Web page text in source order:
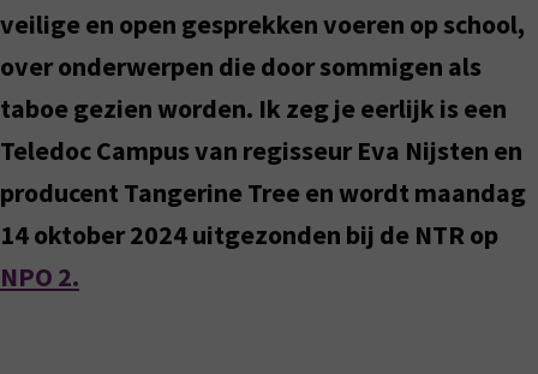
veilige en open gesprekken voeren op school,
over onderwerpen die door sommigen als
taboe gezien worden. Ik zeg je eerlijk is een
Teledoc Campus van regisseur Eva Nijsten en
producent Tangerine Tree en wordt maandag
14 oktober 2024 uitgezonden bij de NTR op
NPO 2.